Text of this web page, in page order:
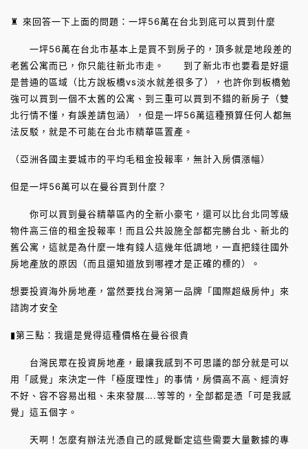
♜ 來回答一下上面的問題：一坪56萬在台北到底可以買到什麼
一坪56萬在台北市基本上是買不到房子的，頂多就是地段差的
老舊公寓而已，你只能往新北市走。 到了新北市也要看是好還
是普通的區域（比方說板橋vs淡水就差很多了），也許你到板橋勉
強可以買到一個不太舊的公寓、到三重可以買到不錯的新房子（雙
北行情不懂，有誤差請包涵），但是一坪56萬這種預算任何人都無
法反駁，就是不可能在台北市精華區置產。
（亞洲各國主要城市的平均毛租金投報率，無計入房價漲幅）
但是一坪56萬可以在曼谷買到什麼？
你可以買到曼谷精華區內的全新小豪宅，還可以比台北同等級
物件高三倍的租金投報率！而且公共設施全部都完勝台北、新北的
舊公寓，這就是為什麼一堆有錢人這幾年低調地，一直把錢往國外
房地產放的原因（而且還知道放到哪裡才是正確的標的）。
想要投資海外房地產，當然要找台灣第一品牌「國際超級房仲」來
諮詢才安全
▮第三點：我還是覺得這種價格在曼谷很貴
台灣民眾在投資房地產，最讓我感到不可思議的部分就是可以
用「感覺」來決定一件「極度理性」的事情，房價高不高、經濟好
不好、容不容易出租、未來發展….等等的，全部都是憑「可是我感
覺」這五個字。
天啊！怎麼有辦法光憑自己的感覺斷定這些需要大量數據的專